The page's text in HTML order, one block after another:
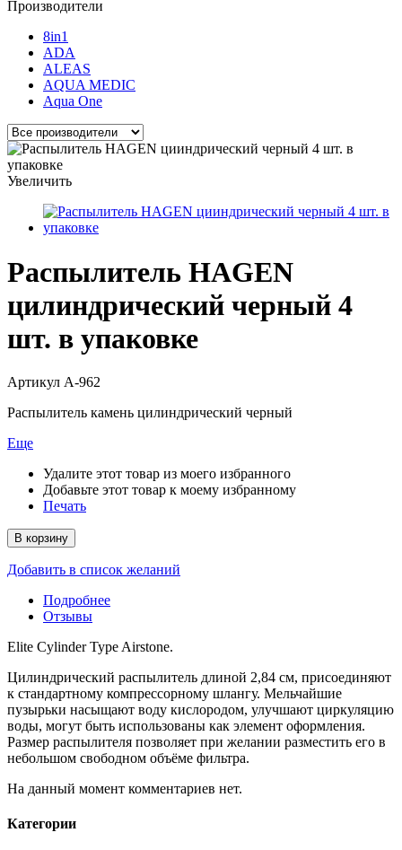
Производители
8in1
ADA
ALEAS
AQUA MEDIC
Aqua One
Увеличить
Распылитель HAGEN
цилиндрический черный 4
шт. в упаковке
Артикул A-962
Распылитель камень цилиндрический черный
Еще
Удалите этот товар из моего избранного
Добавьте этот товар к моему избранному
Печать
В корзину
Добавить в список желаний
Подробнее
Отзывы
Elite Cylinder Type Airstone.
Цилиндрический распылитель длиной 2,84 см, присоединяют
к стандартному компрессорному шлангу. Мельчайшие
пузырьки насыщают воду кислородом, улучшают циркуляцию
воды, могут быть использованы как элемент оформления.
Размер распылителя позволяет при желании разместить его в
небольшом свободном объёме фильтра.
На данный момент комментариев нет.
Категории